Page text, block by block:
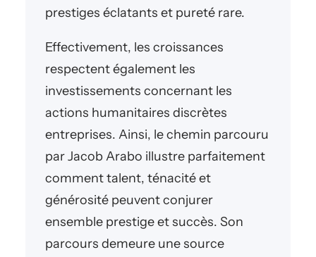
prestiges éclatants et pureté rare.
Effectivement, les croissances
respectent également les
investissements concernant les
actions humanitaires discrètes
entreprises. Ainsi, le chemin parcouru
par Jacob Arabo illustre parfaitement
comment talent, ténacité et
générosité peuvent conjurer
ensemble prestige et succès. Son
parcours demeure une source